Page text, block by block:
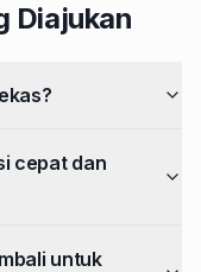
Diajukan
cepat dan
untuk